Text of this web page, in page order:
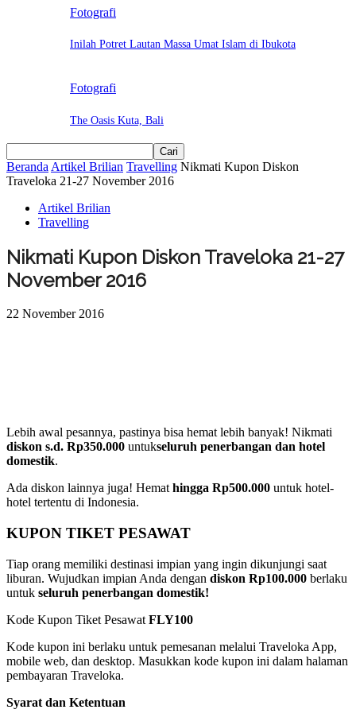
Fotografi
Inilah Potret Lautan Massa Umat Islam di Ibukota
Fotografi
The Oasis Kuta, Bali
Beranda Artikel Brilian Travelling Nikmati Kupon Diskon
Traveloka 21-27 November 2016
Artikel Brilian
Travelling
Nikmati Kupon Diskon Traveloka 21-27
November 2016
22 November 2016
Lebih awal pesannya, pastinya bisa hemat lebih banyak! Nikmati
diskon s.d. Rp350.000 untukseluruh penerbangan dan hotel
domestik.
Ada diskon lainnya juga! Hemathingga Rp500.000 untuk hotel-
hotel tertentu di Indonesia.
KUPON TIKET PESAWAT
Tiap orang memiliki destinasi impian yang ingin dikunjungi saat
liburan. Wujudkan impian Anda dengan diskon Rp100.000 berlaku
untuk seluruh penerbangan domestik!
Kode Kupon Tiket Pesawat FLY100
Kode kupon ini berlaku untuk pemesanan melalui Traveloka App,
mobile web, dan desktop. Masukkan kode kupon ini dalam halaman
pembayaran Traveloka.
Syarat dan Ketentuan